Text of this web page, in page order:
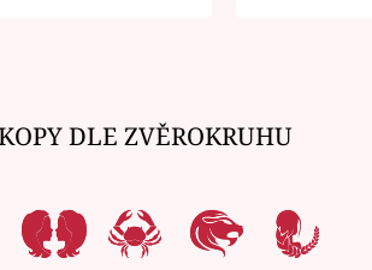
DLE ZVĚROKRUHU